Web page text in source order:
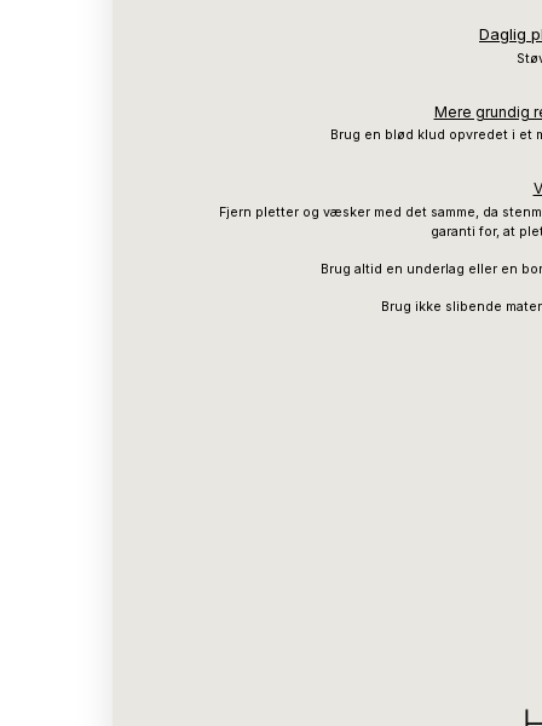
Daglig
Mere grundig
Brug en blød klud opvredet i et
Fjern pletter og væsker med det samme, da
garanti for, at
Brug altid en underlag eller en
Brug ikke slibende